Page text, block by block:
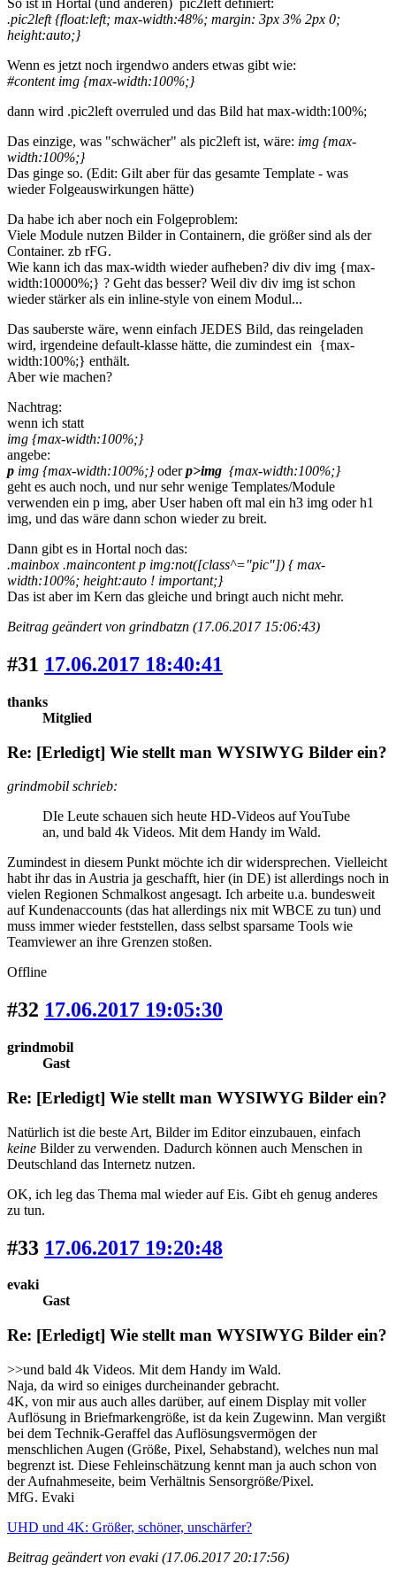
So ist in Hortal (und anderen) pic2left definiert:
.pic2left {float:left; max-width:48%; margin: 3px 3% 2px 0;
height:auto;}
Wenn es jetzt noch irgendwo anders etwas gibt wie:
#content img {max-width:100%;}
dann wird .pic2left overruled und das Bild hat max-width:100%;
Das einzige, was "schwächer" als pic2left ist, wäre: img {max-
width:100%;}
Das ginge so. (Edit: Gilt aber für das gesamte Template - was
wieder Folgeauswirkungen hätte)
Da habe ich aber noch ein Folgeproblem:
Viele Module nutzen Bilder in Containern, die größer sind als der
Container. zb rFG.
Wie kann ich das max-width wieder aufheben? div div img {max-
width:10000%;} ? Geht das besser? Weil div div img ist schon
wieder stärker als ein inline-style von einem Modul...
Das sauberste wäre, wenn einfach JEDES Bild, das reingeladen
wird, irgendeine default-klasse hätte, die zumindest ein {max-
width:100%;} enthält.
Aber wie machen?
Nachtrag:
wenn ich statt
img {max-width:100%;}
angebe:
p img {max-width:100%;}oderp>img {max-width:100%;}
geht es auch noch, und nur sehr wenige Templates/Module
verwenden ein p img, aber User haben oft mal ein h3 img oder h1
img, und das wäre dann schon wieder zu breit.
Dann gibt es in Hortal noch das:
.mainbox .maincontent p img:not([class^="pic"]) { max-
width:100%; height:auto ! important;}
Das ist aber im Kern das gleiche und bringt auch nicht mehr.
Beitrag geändert von grindbatzn (17.06.2017 15:06:43)
#31 17.06.2017 18:40:41
thanks
Mitglied
Re: [Erledigt] Wie stellt man WYSIWYG Bilder ein?
grindmobil schrieb:
DIe Leute schauen sich heute HD-Videos auf YouTube
an, und bald 4k Videos. Mit dem Handy im Wald.
Zumindest in diesem Punkt möchte ich dir widersprechen. Vielleicht
habt ihr das in Austria ja geschafft, hier (in DE) ist allerdings noch in
vielen Regionen Schmalkost angesagt. Ich arbeite u.a. bundesweit
auf Kundenaccounts (das hat allerdings nix mit WBCE zu tun) und
muss immer wieder feststellen, dass selbst sparsame Tools wie
Teamviewer an ihre Grenzen stoßen.
Offline
#32 17.06.2017 19:05:30
grindmobil
Gast
Re: [Erledigt] Wie stellt man WYSIWYG Bilder ein?
Natürlich ist die beste Art, Bilder im Editor einzubauen, einfach
keine Bilder zu verwenden. Dadurch können auch Menschen in
Deutschland das Internetz nutzen.
OK, ich leg das Thema mal wieder auf Eis. Gibt eh genug anderes
zu tun.
#33 17.06.2017 19:20:48
evaki
Gast
Re: [Erledigt] Wie stellt man WYSIWYG Bilder ein?
>>und bald 4k Videos. Mit dem Handy im Wald.
Naja, da wird so einiges durcheinander gebracht.
4K, von mir aus auch alles darüber, auf einem Display mit voller
Auflösung in Briefmarkengröße, ist da kein Zugewinn. Man vergißt
bei dem Technik-Geraffel das Auflösungsvermögen der
menschlichen Augen (Größe, Pixel, Sehabstand), welches nun mal
begrenzt ist. Diese Fehleinschätzung kennt man ja auch schon von
der Aufnahmeseite, beim Verhältnis Sensorgröße/Pixel.
MfG. Evaki
UHD und 4K: Größer, schöner, unschärfer?
Beitrag geändert von evaki (17.06.2017 20:17:56)